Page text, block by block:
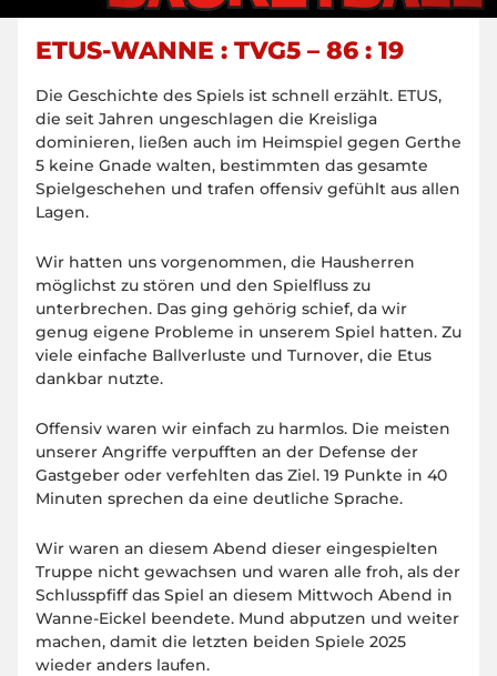
ETUS-WANNE : TVG5 – 86 : 19
Die Geschichte des Spiels ist schnell erzählt. ETUS,
die seit Jahren ungeschlagen die Kreisliga
dominieren, ließen auch im Heimspiel gegen Gerthe
5 keine Gnade walten, bestimmten das gesamte
Spielgeschehen und trafen offensiv gefühlt aus allen
Lagen.
Wir hatten uns vorgenommen, die Hausherren
möglichst zu stören und den Spielfluss zu
unterbrechen. Das ging gehörig schief, da wir
genug eigene Probleme in unserem Spiel hatten. Zu
viele einfache Ballverluste und Turnover, die Etus
dankbar nutzte.
Offensiv waren wir einfach zu harmlos. Die meisten
unserer Angriffe verpufften an der Defense der
Gastgeber oder verfehlten das Ziel. 19 Punkte in 40
Minuten sprechen da eine deutliche Sprache.
Wir waren an diesem Abend dieser eingespielten
Truppe nicht gewachsen und waren alle froh, als der
Schlusspfiff das Spiel an diesem Mittwoch Abend in
Wanne-Eickel beendete. Mund abputzen und weiter
machen, damit die letzten beiden Spiele 2025
wieder anders laufen.